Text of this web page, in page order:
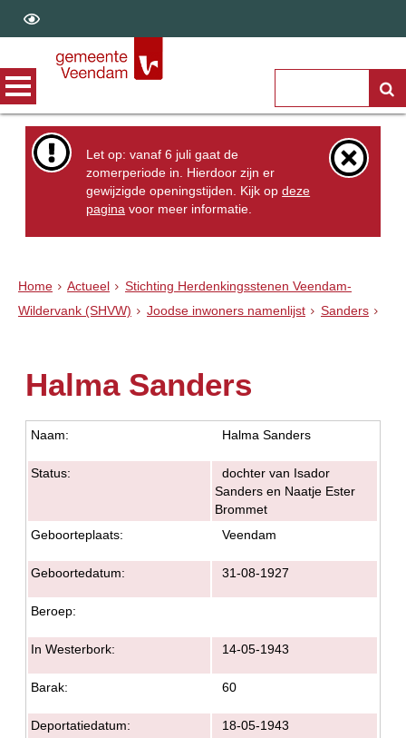
Let op: vanaf 6 juli gaat de
zomerperiode in. Hierdoor zijn er
gewijzigde openingstijden. Kijk opdeze
pagina voor meer informatie.
Home Actueel
Stichting Herdenkingsstenen Veendam-
Wildervank (SHVW)
Joodse inwoners namenlijst Sanders
Halma Sanders
Naam: Halma Sanders
Status:
dochter van Isador
Sanders en Naatje Ester
Brommet
Geboorteplaats:
Veendam
Geboortedatum: 31-08-1927
Beroep:
In Westerbork: 14-05-1943
Barak: 60
Deportatiedatum: 18-05-1943